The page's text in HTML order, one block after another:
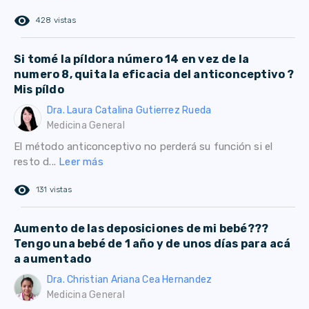
remove_red_eye 428 vistas
Si tomé la píldora número 14 en vez de la
numero 8, quita la eficacia del anticonceptivo ?
Mis píldo
Dra. Laura Catalina Gutierrez Rueda
Medicina General
El método anticonceptivo no perderá su función si el
resto d... Leer más
remove_red_eye 131 vistas
Aumento de las deposiciones de mi bebé???
Tengo una bebé de 1 año y de unos días para acá
a aumentado
Dra. Christian Ariana Cea Hernandez
Medicina General